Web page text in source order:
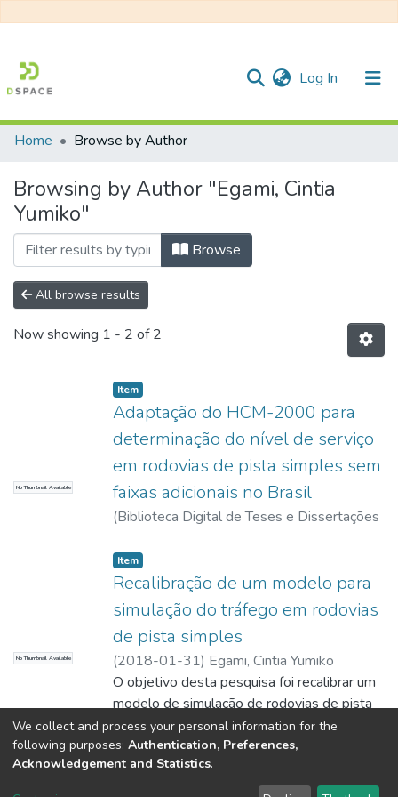
Log In (current)
Communities & Collections
All of DSpace
Home Browse by Author
Browsing by Author "Egami, Cintia
Yumiko"
Browse
All browse results
Now showing 1 - 2 of 2
No Thumbnail Available
Item
Adaptação do HCM-2000 para
determinação do nível de serviço
em rodovias de pista simples sem
faixas adicionais no Brasil
(Biblioteca Digital de Teses e Dissertações
No Thumbnail Available
Item
Recalibração de um modelo para
simulação do tráfego em rodovias
de pista simples
(2018-01-31) Egami, Cintia Yumiko
O objetivo desta pesquisa foi recalibrar um
modelo de simulação de rodovias de pista
simples a fim de seja possível usá-lo no
estudo de estradas do Estado de São
Paulo. O modelo escolhido para recalibração
é o TRARR (TRAffic on Rural Roads)
Show more
We collect and process your personal information for the
following purposes: Authentication, Preferences,
Acknowledgement and Statistics.